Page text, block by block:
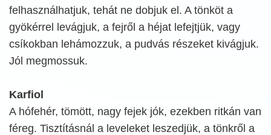
felhasználhatjuk, tehát ne dobjuk el. A tönköt a
gyökérrel levágjuk, a fejről a héjat lefejtjük, vagy
csíkokban lehámozzuk, a pudvás részeket kivágjuk.
Jól megmossuk.
Karfiol
A hófehér, tömött, nagy fejek jók, ezekben ritkán van
féreg. Tisztításnál a leveleket leszedjük, a tönkről a